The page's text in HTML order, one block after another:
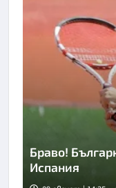
Браво!
Испания